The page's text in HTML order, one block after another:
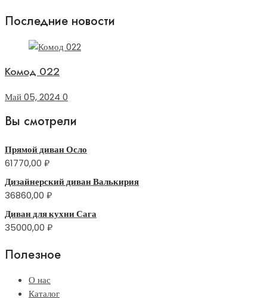
Последние новости
Комод 022
Май 05, 2024 0
Вы смотрели
Прямой диван Осло
61770,00 ₽
Дизайнерский диван Валькирия
36860,00 ₽
Диван для кухни Сага
35000,00 ₽
Полезное
О нас
Каталог